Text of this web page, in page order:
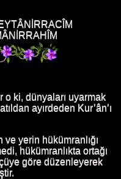
o ki, dünyaları uyarmak
ayırdeden Kur’ân’ı
yerin hükümranlığı
hükümranlıkta ortağı
göre düzenleyerek